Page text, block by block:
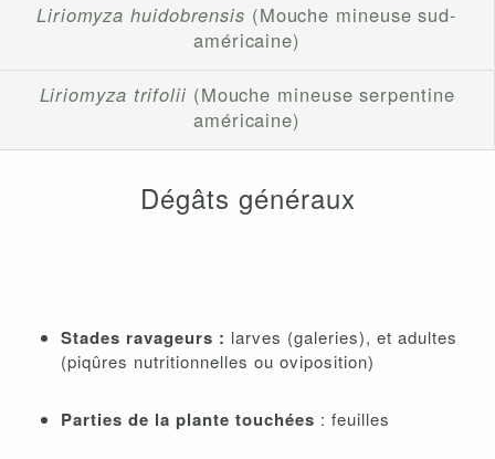
Liriomyza huidobrensis (Mouche mineuse sud-
américaine)
Liriomyza trifolii(Mouche mineuse serpentine
américaine)
Dégâts généraux
Stades ravageurs : larves (galeries), et adultes
(piqûres nutritionnelles ou oviposition)
Parties de la plante touchées : feuilles